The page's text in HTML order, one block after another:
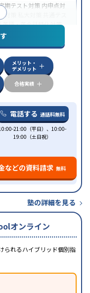
期テスト対策 内申点対
対策
英語・英会話特化対策
替可能
利用オンライン対応1
メリット・
デメリット
合格実績
電話する 通話料無料
21:00（平日）、10:00-
19:00（土日祝）
などの資料請求 無料
塾の詳細を見る
オンライン
られるハイブリッド個別指